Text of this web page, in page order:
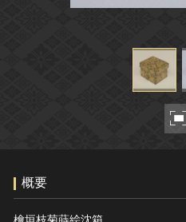
全国の美術館・博物館
文化遺産データベース
国指定文化財等データベース
概要